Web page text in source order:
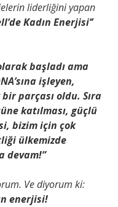
liderliğini yapan
Kadın Enerjisi’’
başladı ama
işleyen,
parçası oldu. Sıra
katılması, güçlü
bizim için çok
ülkemizde
devam!”
Ve diyorum ki:
enerjisi!